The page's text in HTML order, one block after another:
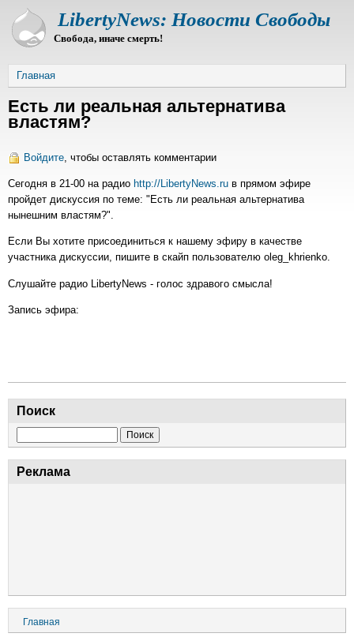
Перейти
основному
LibertyNews: Новости Свободы
Свобода, иначе смерть!
Строка
навигации
Главная
Есть ли реальная альтернатива
властям?
Войдите , чтобы оставлять комментарии
Сегодня в 21-00 на радио http://LibertyNews.ru в прямом эфире
пройдет дискуссия по теме: "Есть ли реальная альтернатива
нынешним властям?".
Если Вы хотите присоединиться к нашему эфиру в качестве
участника дискуссии, пишите в скайп пользователю oleg_khrienko.
Слушайте радио LibertyNews - голос здравого смысла!
Запись эфира:
Поиск
Реклама
Основная
Главная